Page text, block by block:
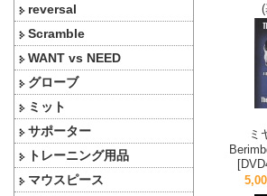
reversal
Scramble
WANT vs NEED
グローブ
ミット
サポーター
トレーニング用品
マウスピース
ミ